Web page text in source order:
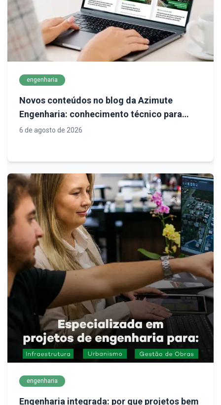
engenharia
Novos conteúdos no blog da Azimute
Engenharia: conhecimento técnico para
decisões mais seguras em infraestrutura
6 de agosto de 2026
engenharia
Engenharia integrada: por que projetos bem